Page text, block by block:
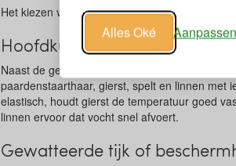
Alles Oké
Het kiezen van een kussen dat echt goed bij
Hoofdkussen verschillende
Naast de gebruikelijke materialen zoals dons
paardenstaarthaar, gierst, spelt en linnen met
elastisch, houdt gierst de temperatuur goed
linnen ervoor dat vocht snel afvoert.
Gewatteerde tijk of